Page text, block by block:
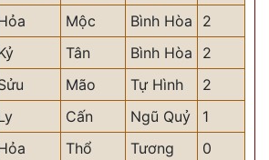
Mộc Bình Hòa
2
Tân Bình Hòa
2
Mão Tự Hình
2
Cấn Ngũ Quỷ
1
Thổ
Tương
0